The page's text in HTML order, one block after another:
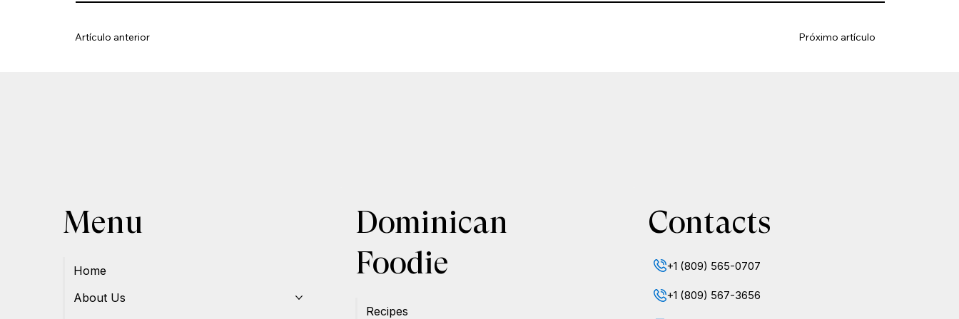
Artículo anterior Próximo artículo
Menu
Home
About Us
Dominican
Foodie
Recipes
Contacts
+1 (809) 565-0707
+1 (809) 567-3656